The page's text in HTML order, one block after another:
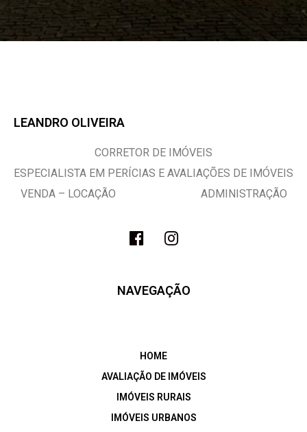
LEANDRO OLIVEIRA
CORRETOR DE IMÓVEIS
ESPECIALISTA EM PERÍCIAS E AVALIAÇÕES DE IMÓVEIS
VENDA – LOCAÇÃO ADMINISTRAÇÃO
NAVEGAÇÃO
HOME
AVALIAÇÃO DE IMÓVEIS
IMÓVEIS RURAIS
IMÓVEIS URBANOS